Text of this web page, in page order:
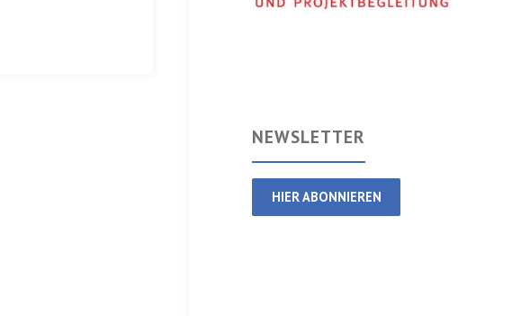
NEWSLETTER
HIER ABONNIEREN